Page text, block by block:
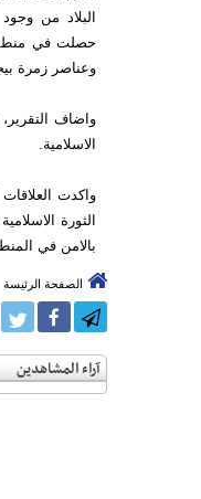
البلاد من
حصلت في
وعناصر زمرة
الاسلامية.
واكدت
الثورة
بالامن في
الصفحة الرئيسة
آراء المشاهدين